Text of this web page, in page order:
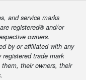
and service marks
registered® and/or
owners.
by or affiliated with any
trade mark
their owners, their